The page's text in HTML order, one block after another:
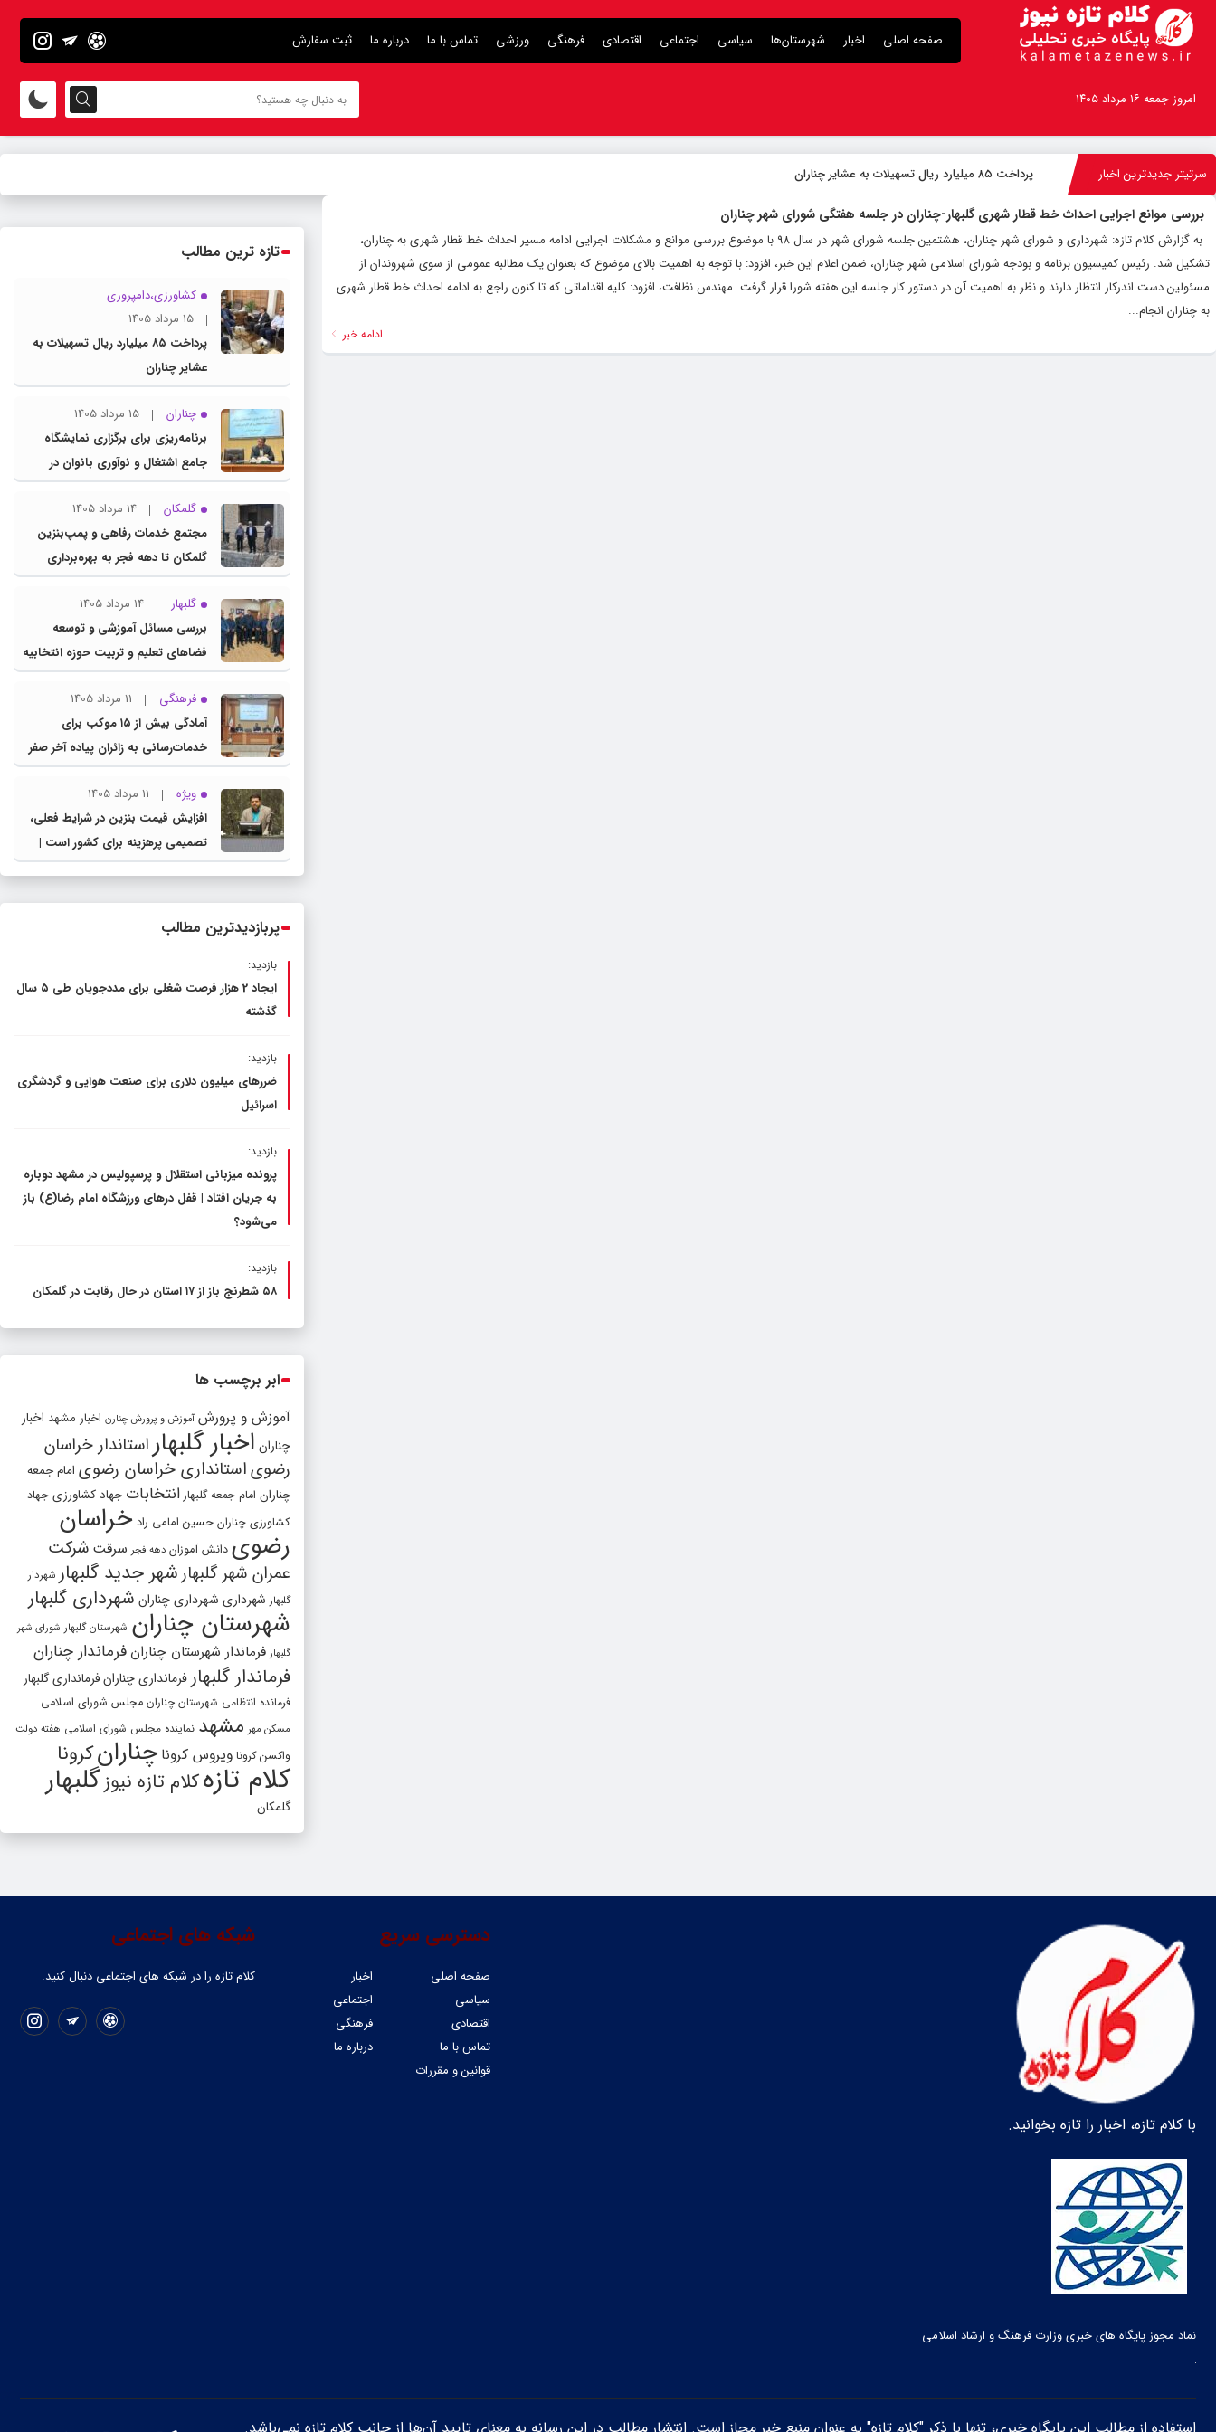
صفحه اصلی اخبار شهرستان‌ها سیاسی اجتماعی اقتصادی فرهنگی ورزشی تماس با ما درباره ما ثبت سفارش
امروز جمعه ۱۶ مرداد ۱۴۰۵
سرتیتر جدیدترین اخبار پرداخت ۸۵ میلیارد ریال تسهیلات به عشایر چناران
بررسی موانع اجرایی احداث خط قطار شهری گلبهار-چناران در جلسه هفتگی شورای شهر چناران
به گزارش کلام تازه: شهرداری و شورای شهر چناران، هشتمین جلسه شورای شهر در سال ۹۸ با موضوع بررسی موانع و مشکلات اجرایی ادامه مسیر احداث خط قطار شهری به چناران،
تشکیل شد. رئیس کمیسیون برنامه و بودجه شورای اسلامی شهر چناران، ضمن اعلام این خبر، افزود: با توجه به اهمیت بالای موضوع که بعنوان یک مطالبه عمومی از سوی شهروندان از
مسئولین دست اندرکار انتظار دارند و نظر به اهمیت آن در دستور کار جلسه این هفته شورا قرار گرفت. مهندس نظافت، افزود: کلیه اقداماتی که تا کنون راجع به ادامه احداث خط قطار شهری
به چناران انجام...
ادامه خبر
تازه ترین مطالب
کشاورزی،دامپروری
15 مرداد 1405
پرداخت ۸۵ میلیارد ریال تسهیلات به
عشایر چناران
چناران
15 مرداد 1405
برنامه‌ریزی برای برگزاری نمایشگاه
جامع اشتغال و نوآوری بانوان در
چناران
گلمکان
14 مرداد 1405
مجتمع خدمات رفاهی و پمپ‌بنزین
گلمکان تا دهه فجر به بهره‌برداری
می‌رسد
گلبهار
14 مرداد 1405
بررسی مسائل آموزشی و توسعه
فضاهای تعلیم و تربیت حوزه انتخابیه
در نشست مشترک عضو کمیسیون
آموزش مجلس با مدیرکل آموزش و
پرورش خراسان رضوی
فرهنگی
11 مرداد 1405
آمادگی بیش از ۱۵ موکب برای
خدمات‌رسانی به زائران پیاده آخر صفر
در شهرستان چناران
ویژه
11 مرداد 1405
افزایش قیمت بنزین در شرایط فعلی،
تصمیمی پرهزینه برای کشور است |
دولت، قاچاق سوخت و عوامل اصلی
پربازدیدترین مطالب
بازدید:
ایجاد 2 هزار فرصت شغلی برای مددجویان طی ۵ سال
گذشته
بازدید:
ضررهای میلیون دلاری برای صنعت هوایی و گردشگری
اسرائیل
بازدید:
پرونده میزبانی استقلال و پرسپولیس در مشهد دوباره
به جریان افتاد | قفل در‌های ورزشگاه امام رضا(ع) باز
می‌شود؟
بازدید:
۵۸ شطرنج‌ باز از ۱۷ استان در حال رقابت در گلمکان
ابر برچسب ها
آموزش و پرورش آموزش و پرورش چنارن اخبار مشهد اخبار
چناران اخبار گلبهار استاندار خراسان
رضویاستانداری خراسان رضوی امام جمعه
چناران امام جمعه گلبهار انتخابات جهاد کشاورزی جهاد
کشاورزی چناران حسین امامی راد خراسان
رضوی دانش آموزان دهه فجر سرقت شرکت
عمران شهر گلبهارشهر جدید گلبهار شهردار
گلبهار شهرداری شهرداری چناران شهرداری گلبهار
شهرستان چناران شهرستان گلبهار شورای شهر
گلبهار فرماندار شهرستان چناران فرماندار چناران
فرماندار گلبهار فرمانداری چنارانفرمانداری گلبهار
فرمانده انتظامی شهرستان چناران مجلس شورای اسلامی
مسکن مهر مشهد نماینده مجلس شورای اسلامی هفته دولت
واکسن کرونا ویروس کرونا چنارانکرونا
کلام تازهکلام تازه نیوزگلبهار
گلمکان
با کلام تازه، اخبار را تازه بخوانید.
نماد مجوز پایگاه های خبری وزارت فرهنگ و ارشاد اسلامی
شبکه های اجتماعی
کلام تازه را در شبکه ‌های اجتماعی دنبال کنید.
دسترسی سریع
صفحه اصلی
اخبار
سیاسی
اجتماعی
اقتصادی
فرهنگی
تماس با ما
درباره ما
قوانین و مقررات